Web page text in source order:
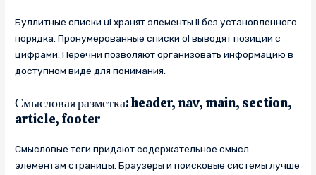
Буллитные списки ul хранят элементы li без установленного
порядка. Пронумерованные списки ol выводят позиции с
цифрами. Перечни позволяют организовать информацию в
доступном виде для понимания.
Смысловая разметка: header, nav, main, section,
article, footer
Смысловые теги придают содержательное смысл
элементам страницы. Браузеры и поисковые системы лучше